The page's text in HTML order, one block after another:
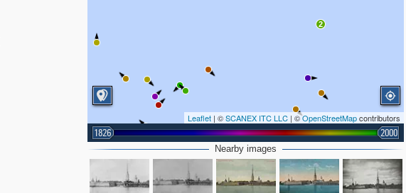
2
5 3
2
2
3
Leaflet | ©SCANEX ITC LLC | ©OpenStreetMapcontributors
1826 2000
Nearby images